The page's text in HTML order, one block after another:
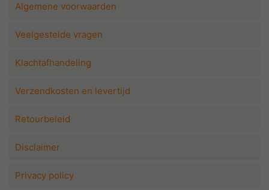
Algemene voorwaarden
Veelgestelde vragen
Klachtafhandeling
Verzendkosten en levertijd
Retourbeleid
Disclaimer
Privacy policy